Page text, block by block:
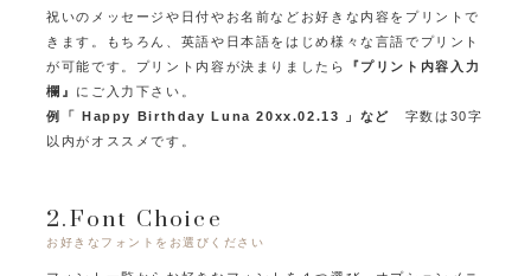
祝いのメッセージや日付やお名前などお好きな内容をプリントで
きます。
もちろん、英語や日本語をはじめ様々な言語でプリント
が可能です。 プリント内容が決まりましたら
『プリント内容入力
欄』 にご入力下さい。
例「 Happy Birthday Luna 20xx.02.13 」など 字数は30字
以内がオススメです。
2.Font Choice
お好きなフォントをお選びください